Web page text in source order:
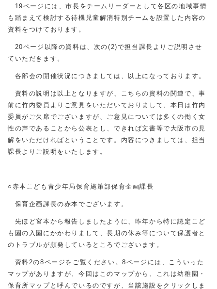
19ページには、市長をチームリーダーとして各区の地域事情
も踏まえて検討する待機児童解消特別チームを設置した内容の
資料をつけております。
20ページ以降の資料は、次の(2)で担当課長よりご説明させ
ていただきます。
各部会の開催状況につきましては、以上になっております。
資料の説明は以上となりますが、こちらの資料の関連で、事
前に竹内委員よりご意見をいただいておりまして、本日は竹内
委員がご欠席でございますが、ご意見については多くの働く女
性の声であることから公表とし、できれば文書等で大阪市の見
解をいただければということです。内容につきましては、担当
課長よりご説明をいたします。
○赤本こども青少年局保育施策部保育企画課長
保育企画課長の赤本でございます。
先ほど宮本から報告しましたように、昨年から特に認定こど
も園の入園にかかわりまして、長期の休み等について保護者と
のトラブルが頻発しているところでございます。
資料2の8ページをご覧ください。8ページには、こういった
マップがありますが、今回はこのマップから、これは幼稚園・
保育所マップと呼んでいるのですが、当該施設をクリックしま